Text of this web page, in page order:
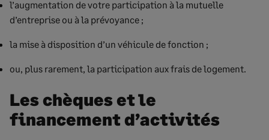
l’augmentation de votre participation à la mutuelle
d’entreprise ou à la prévoyance ;
la mise à disposition d’un véhicule de fonction ;
ou, plus rarement, la participation aux frais de logement.
Les chèques et le
financement d’activités